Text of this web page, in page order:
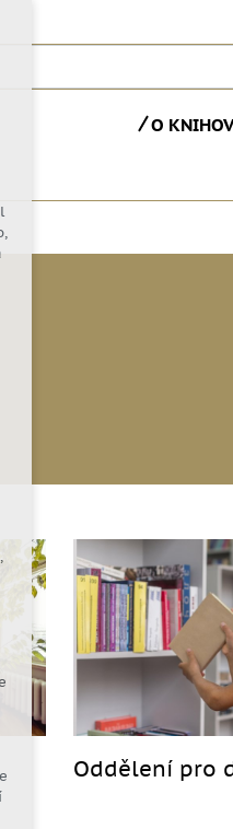
O
Oddělení pro